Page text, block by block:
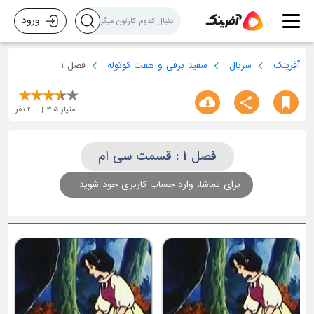
ورود
آفرینک سریال سفید برفی و هفت کوتوله فصل 1
امتیاز 3.5
2 نفر
فصل 1 : قسمت سی ام
برای تماشا، وارد حساب کاربری خود شوید